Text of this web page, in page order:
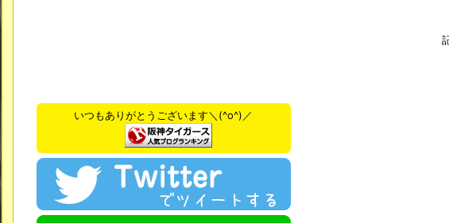
いつもありがとうございます＼(^o^)／